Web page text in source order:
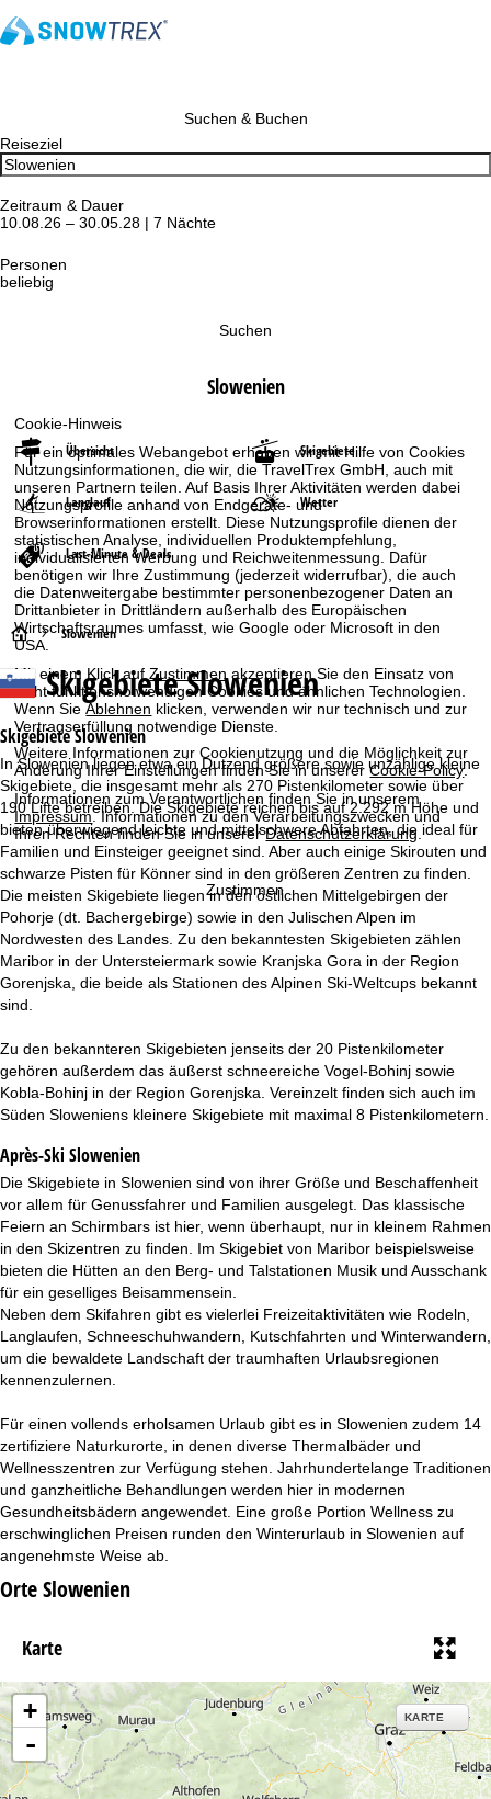
Cookie-Hinweis
Für ein optimales Webangebot erheben wir mit Hilfe von Cookies
Nutzungsinformationen, die wir, die TravelTrex GmbH, auch mit
unseren Partnern teilen. Auf Basis Ihrer Aktivitäten werden dabei
Nutzungsprofile anhand von Endgeräte- und
Browserinformationen erstellt. Diese Nutzungsprofile dienen der
statistischen Analyse, individuellen Produktempfehlung,
individualisierten Werbung und Reichweitenmessung. Dafür
benötigen wir Ihre Zustimmung (jederzeit widerrufbar), die auch
die Datenweitergabe bestimmter personenbezogener Daten an
Drittanbieter in Drittländern außerhalb des Europäischen
Wirtschaftsraumes umfasst, wie Google oder Microsoft in den
USA.
Mit einem Klick aufZustimmen akzeptieren Sie den Einsatz von
nicht funktionsnotwendigen Cookies und ähnlichen Technologien.
Wenn SieAblehnen klicken, verwenden wir nur technisch und zur
Vertragserfüllung notwendige Dienste.
Weitere Informationen zur Cookienutzung und die Möglichkeit zur
Änderung Ihrer Einstellungen finden Sie in unsererCookie-Policy.
Informationen zum Verantwortlichen finden Sie in unserem
Impressum. Informationen zu den Verarbeitungszwecken und
Ihren Rechten finden Sie in unsererDatenschutzerklärung.
Zustimmen
Suchen & Buchen
Reiseziel
Zeitraum & Dauer
10.08.26 – 30.05.28 | 7 Nächte
Personen
beliebig
Suchen
Slowenien
Übersicht Skigebiete
Langlauf Wetter
Last-Minute & Deals
S
t
a
r
t
s
e
i
t
Slowenien
Skigebiete Slowenien
Skigebiete Slowenien
In Slowenien liegen etwa ein Dutzend größere sowie unzählige kleine
Skigebiete, die insgesamt mehr als 270 Pistenkilometer sowie über
190 Lifte betreiben. Die Skigebiete reichen bis auf 2.292 m Höhe und
bieten überwiegend leichte und mittelschwere Abfahrten, die ideal für
Familien und Einsteiger geeignet sind. Aber auch einige Skirouten und
schwarze Pisten für Könner sind in den größeren Zentren zu finden.
Die meisten Skigebiete liegen in den östlichen Mittelgebirgen der
Pohorje (dt. Bachergebirge) sowie in den Julischen Alpen im
Nordwesten des Landes. Zu den bekanntesten Skigebieten zählen
Maribor in der Untersteiermark sowie Kranjska Gora in der Region
Gorenjska, die beide als Stationen des Alpinen Ski-Weltcups bekannt
sind.
Zu den bekannteren Skigebieten jenseits der 20 Pistenkilometer
gehören außerdem das äußerst schneereiche Vogel-Bohinj sowie
Kobla-Bohinj in der Region Gorenjska. Vereinzelt finden sich auch im
Süden Sloweniens kleinere Skigebiete mit maximal 8 Pistenkilometern.
Après-Ski Slowenien
Die Skigebiete in Slowenien sind von ihrer Größe und Beschaffenheit
vor allem für Genussfahrer und Familien ausgelegt. Das klassische
Feiern an Schirmbars ist hier, wenn überhaupt, nur in kleinem Rahmen
in den Skizentren zu finden. Im Skigebiet von Maribor beispielsweise
bieten die Hütten an den Berg- und Talstationen Musik und Ausschank
für ein geselliges Beisammensein.
Neben dem Skifahren gibt es vielerlei Freizeitaktivitäten wie Rodeln,
Langlaufen, Schneeschuhwandern, Kutschfahrten und Winterwandern,
um die bewaldete Landschaft der traumhaften Urlaubsregionen
kennenzulernen.
Für einen vollends erholsamen Urlaub gibt es in Slowenien zudem 14
zertifiziere Naturkurorte, in denen diverse Thermalbäder und
Wellnesszentren zur Verfügung stehen. Jahrhundertelange Traditionen
und ganzheitliche Behandlungen werden hier in modernen
Gesundheitsbädern angewendet. Eine große Portion Wellness zu
erschwinglichen Preisen runden den Winterurlaub in Slowenien auf
angenehmste Weise ab.
Orte Slowenien
Karte
+
-
KARTE